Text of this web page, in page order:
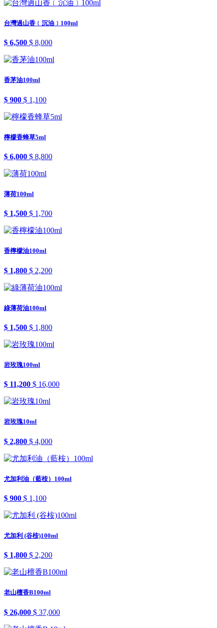
台灣過山香﹝沉油﹞100ml
$ 6,500 $ 8,000
香茅油100ml
$ 900 $ 1,100
檸檬香蜂草5ml
$ 6,000 $ 8,800
薄荷100ml
$ 1,500 $ 1,700
香檸檬油100ml
$ 1,800 $ 2,200
綠薄荷油100ml
$ 1,500 $ 1,800
岩玫瑰100ml
$ 11,200 $ 16,000
岩玫瑰10ml
$ 2,800 $ 4,000
尤加利油（藍桉）100ml
$ 900 $ 1,100
尤加利 (谷桉)100ml
$ 1,800 $ 2,200
老山檀香B100ml
$ 26,000 $ 37,000